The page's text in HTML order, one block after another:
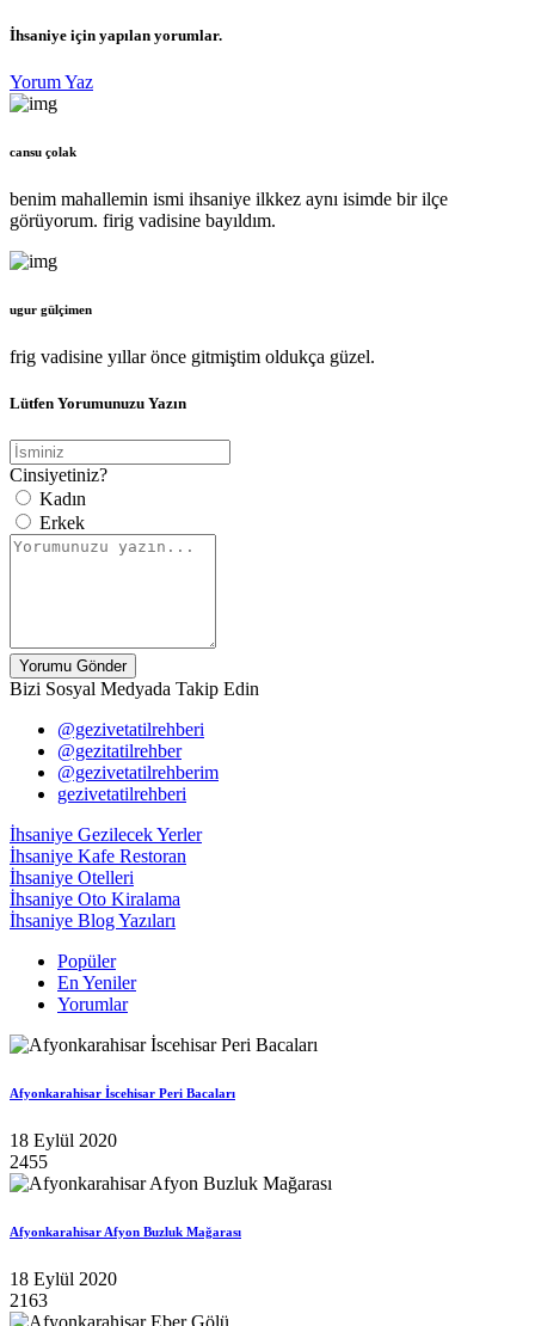
İhsaniye için yapılan yorumlar.
Yorum Yaz
cansu çolak
benim mahallemin ismi ihsaniye ilkkez aynı isimde bir ilçe
görüyorum. firig vadisine bayıldım.
ugur gülçimen
frig vadisine yıllar önce gitmiştim oldukça güzel.
Lütfen Yorumunuzu Yazın
Cinsiyetiniz?
Kadın
Erkek
Yorumu Gönder
Bizi Sosyal Medyada Takip Edin
@gezivetatilrehberi
@gezitatilrehber
@gezivetatilrehberim
gezivetatilrehberi
İhsaniye Gezilecek Yerler
İhsaniye Kafe Restoran
İhsaniye Otelleri
İhsaniye Oto Kiralama
İhsaniye Blog Yazıları
Popüler
En Yeniler
Yorumlar
Afyonkarahisar İscehisar Peri Bacaları
18 Eylül 2020
2455
Afyonkarahisar Afyon Buzluk Mağarası
18 Eylül 2020
2163